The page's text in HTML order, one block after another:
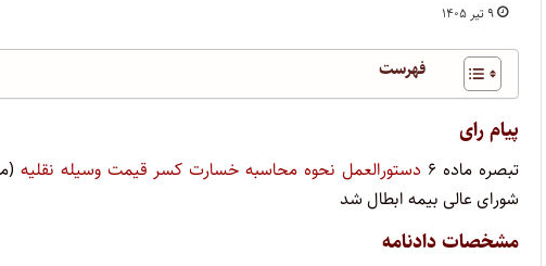
۹ تیر ۱۴۰۵
فهرست
پیام رای
تبصره ماده ۶ دستورالعمل نحوه محاسبه خسارت کسر قیمت وسیله نقلیه
شورای عالی بیمه ابطال شد
مشخصات دادنامه